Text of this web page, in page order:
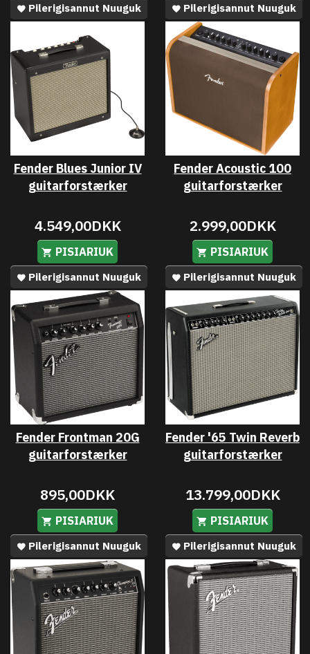
Pilerigisannut Nuuguk
Pilerigisannut Nuuguk
Fender Blues Junior IV
guitarforstærker
4.549,00DKK
PISIARIUK
Pilerigisannut Nuuguk
Fender Acoustic 100
guitarforstærker
2.999,00DKK
PISIARIUK
Pilerigisannut Nuuguk
Fender Frontman 20G
guitarforstærker
895,00DKK
PISIARIUK
Pilerigisannut Nuuguk
Fender '65 Twin Reverb
guitarforstærker
13.799,00DKK
PISIARIUK
Pilerigisannut Nuuguk